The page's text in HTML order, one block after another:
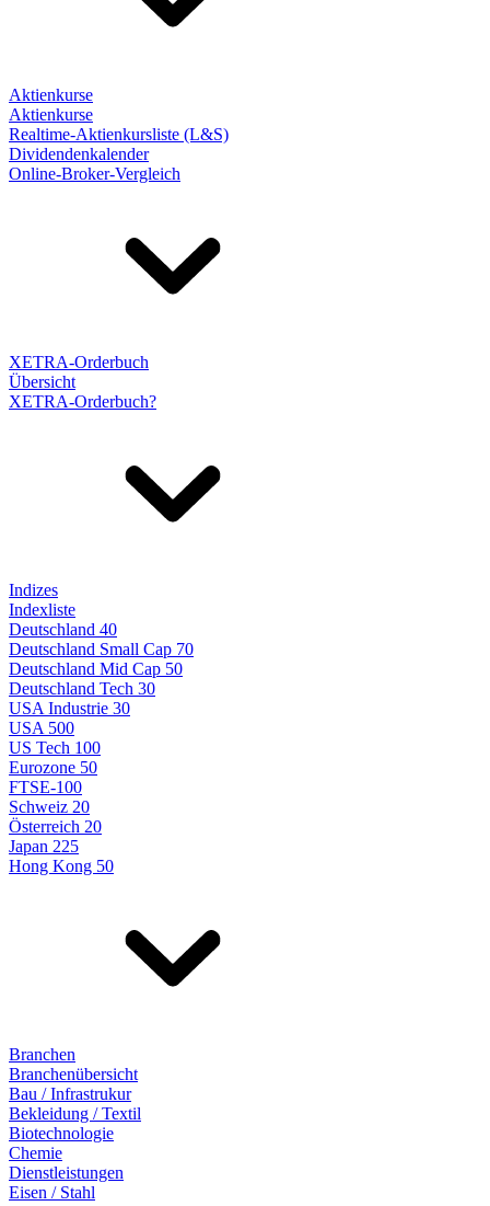
Aktienkurse
Aktienkurse
Realtime-Aktienkursliste (L&S)
Dividendenkalender
Online-Broker-Vergleich
XETRA-Orderbuch
Übersicht
XETRA-Orderbuch?
Indizes
Indexliste
Deutschland 40
Deutschland Small Cap 70
Deutschland Mid Cap 50
Deutschland Tech 30
USA Industrie 30
USA 500
US Tech 100
Eurozone 50
FTSE-100
Schweiz 20
Österreich 20
Japan 225
Hong Kong 50
Branchen
Branchenübersicht
Bau / Infrastrukur
Bekleidung / Textil
Biotechnologie
Chemie
Dienstleistungen
Eisen / Stahl